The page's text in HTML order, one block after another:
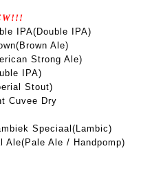
IPA(Double IPA)
Ale)
Strong Ale)
IPA)
Stout)
Cuvee Dry
Speciaal(Lambic)
Ale(Pale Ale / Handpomp)